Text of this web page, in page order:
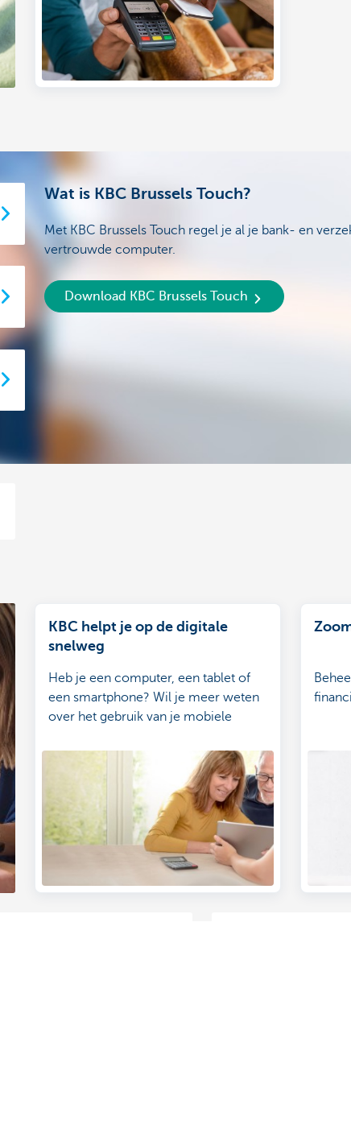
Wat is KBC Brussels Touch?
Met KBC Brussels Touch regel je al je bank- en
vertrouwde computer.
Download KBC Brussels Touch
KBC helpt je op de digitale
snelweg
Heb je een computer, een tablet of
een smartphone? Wil je meer weten
over het gebruik van je mobiele
internetbankieren en verzekeren? KBC
heeft tal van gratis opleidingen om je
op weg te helpen.